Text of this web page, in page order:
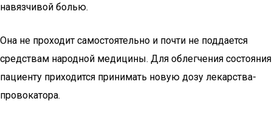
навязчивой болью.
Она не проходит самостоятельно и почти не поддается
средствам народной медицины. Для облегчения состояния
пациенту приходится принимать новую дозу лекарства-
провокатора.